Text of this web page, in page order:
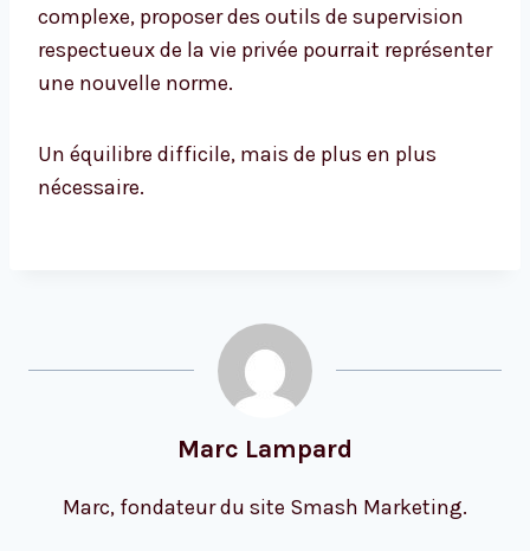
complexe, proposer des outils de supervision
respectueux de la vie privée pourrait représenter
une nouvelle norme.
Un équilibre difficile, mais de plus en plus
nécessaire.
Marc Lampard
Marc, fondateur du site Smash Marketing.